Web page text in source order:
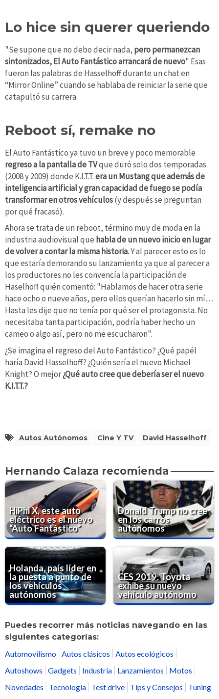
Lo hice sin querer queriendo
"Se supone que no debo decir nada, pero permanezcan
sintonizados, El Auto Fantástico arrancará de nuevo" Esas
fueron las palabras de Hasselhoff durante un chat en
“Mirror Online” cuando se hablaba de reiniciar la serie que
catapultó su carrera.
Reboot sí, remake no
El Auto Fantástico ya tuvo un breve y poco memorable
regreso a la pantalla de TVque duró solo dos temporadas
(2008 y 2009) donde K.I.T.T.era un Mustang que además de
inteligencia artificial y gran capacidad de fuego se podía
transformar en otros vehículos(y después se preguntan
por qué fracasó).
Ahora se trata de un reboot, término muy de moda en la
industria audiovisual que habla de un nuevo inicio en lugar
de volver a contar la misma historia.Y al parecer esto es lo
que estaría demorando su lanzamiento ya que al parecer a
los productores no les convencía la participación de
Haselhoff quién comentó: "Hablamos de hacer otra serie
hace ocho o nueve años, pero ellos querían hacerlo sin mí…
Hasta les dije que no tenía por qué ser el protagonista. No
necesitaba tanta participación, podría haber hecho un
cameo o algo así, pero no me escucharon".
¿Se imagina el regreso del Auto Fantástico? ¿Qué papél
haría David Hasselhoff? ¿Quién sería el nuevo Michael
Knight? O mejor¿Qué auto cree que debería ser el nuevo
K.I.T.T.?
Autos Autónomos Cine Y TV David Hasselhoff
Hernando Calaza recomienda
HiPhi X, este auto
eléctrico es el nuevo
“Auto Fantástico”
Donald Trump no cree
en los carros
autónomos
Holanda, país líder en
la puesta a punto de
los vehículos
autónomos
CES 2019: Toyota
exhibe su nuevo
vehículo autónomo
Puedes recorrer más noticias navegando en las
siguientes categorías:
Automovilismo
Autos clásicos
Autos ecológicos
Autoshows
Gadgets Industria Lanzamientos
Motos
Novedades
Tecnología Test drive Tips y Consejos Tuning